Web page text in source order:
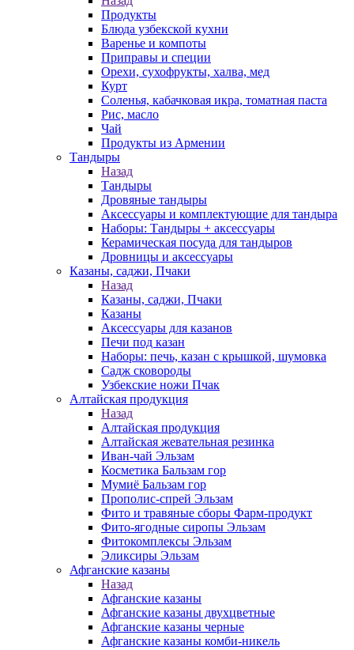
Продукты
Блюда узбекской кухни
Варенье и компоты
Приправы и специи
Орехи, сухофрукты, халва, мед
Курт
Соленья, кабачковая икра, томатная паста
Рис, масло
Чай
Продукты из Армении
Тандыры
Назад
Тандыры
Дровяные тандыры
Аксессуары и комплектующие для тандыра
Наборы: Тандыры + аксессуары
Керамическая посуда для тандыров
Дровницы и аксессуары
Казаны, саджи, Пчаки
Назад
Казаны, саджи, Пчаки
Казаны
Аксессуары для казанов
Печи под казан
Наборы: печь, казан с крышкой, шумовка
Садж сковороды
Узбекские ножи Пчак
Алтайская продукция
Назад
Алтайская продукция
Алтайская жевательная резинка
Иван-чай Эльзам
Косметика Бальзам гор
Мумиё Бальзам гор
Прополис-спрей Эльзам
Фито и травяные сборы Фарм-продукт
Фито-ягодные сиропы Эльзам
Фитокомплексы Эльзам
Эликсиры Эльзам
Афганские казаны
Назад
Афганские казаны
Афганские казаны двухцветные
Афганские казаны черные
Афганские казаны комби-никель